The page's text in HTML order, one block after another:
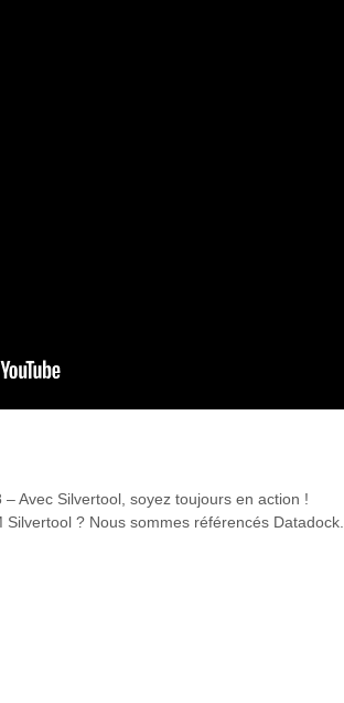
Avec Silvertool, soyez toujours en action !
? Nous sommes référencés Datadock.